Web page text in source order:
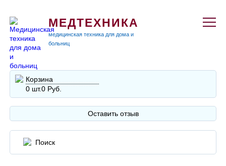
МЕДТЕХНИКА
медицинская техника для дома и
больниц
Корзина
0 шт.0 Руб.
Оставить отзыв